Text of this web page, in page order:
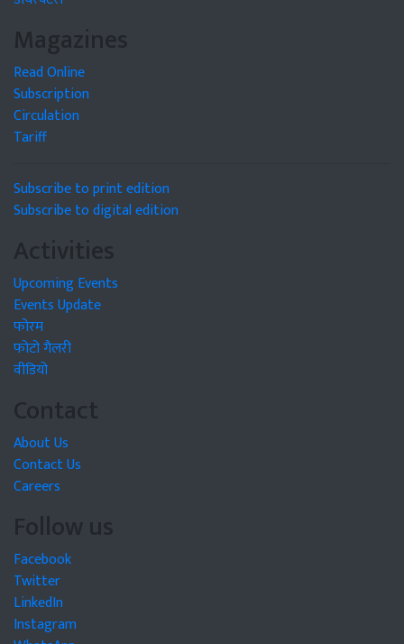
Magazines
Read Online
Subscription
Circulation
Tariff
Subscribe to print edition
Subscribe to digital edition
Activities
Upcoming Events
Events Update
फोरम
फोटो गैलरी
वीडियो
Contact
About Us
Contact Us
Careers
Follow us
Facebook
Twitter
LinkedIn
Instagram